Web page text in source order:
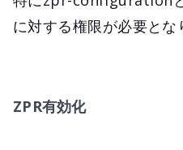
に対する権限が必要とな
ZPR有効化